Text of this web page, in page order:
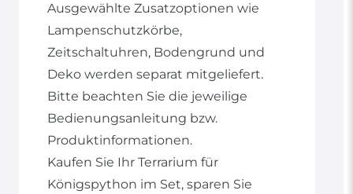
Ausgewählte Zusatzoptionen wie
Lampenschutzkörbe,
Zeitschaltuhren, Bodengrund und
Deko werden separat mitgeliefert.
Bitte beachten Sie die jeweilige
Bedienungsanleitung bzw.
Produktinformationen.
Kaufen Sie Ihr Terrarium für
Königspython im Set, sparen Sie